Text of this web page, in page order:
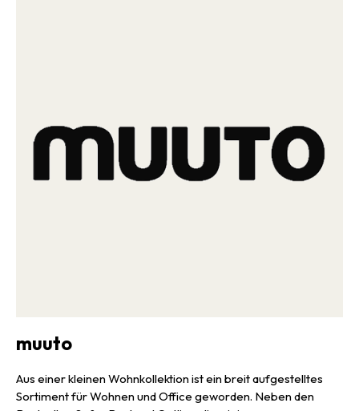
muuto
Aus einer kleinen Wohnkollektion ist ein breit aufgestelltes
Sortiment für Wohnen und Office geworden. Neben den